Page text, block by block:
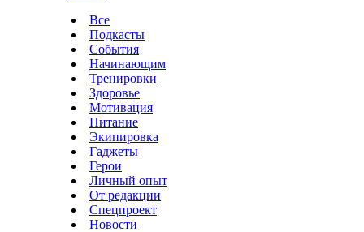
Все
Подкасты
События
Начинающим
Тренировки
Здоровье
Мотивация
Питание
Экипировка
Гаджеты
Герои
Личный опыт
От редакции
Спецпроект
Новости